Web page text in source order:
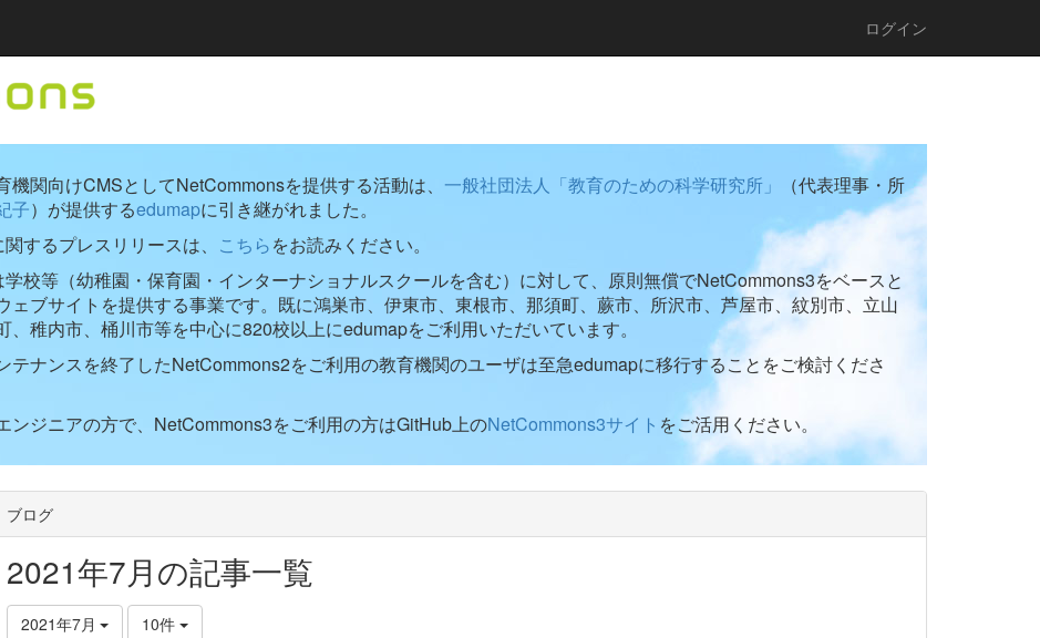
ログイン
機関向けCMSとしてNetCommonsを提供する活動は、 一般社団法人「教育のための科学研究所」
（代表理事・所
子）が提供するedumapに引き継がれました。
するプレスリリースは、 こちらをお読みください。
校等（幼稚園・保育園・インターナショナルスクールを含む）に対して、原則無償でNetCommons3をベースと
ェブサイトを提供する事業です。既に鴻巣市、伊東市、東根市、那須町、蕨市、所沢市、芦屋市、紋別市、立山
、稚内市、桶川市等を中心に820校以上にedumapをご利用いただいています。
テナンスを終了したNetCommons2をご利用の教育機関のユーザは至急edumapに移行することをご検討くださ
ンジニアの方で、NetCommons3をご利用の方はGitHub上のNetCommons3サイト をご活用ください。
ブログ
2021年7月の記事一覧
2021年7月 10件